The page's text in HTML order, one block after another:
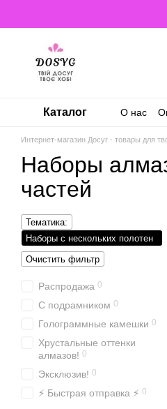
Каталог О нас
Интернет-магазин Досуг - товары для
Наборы
частей
Тематика:
Наборы с нескольких полотен
Очистить фильтр
Распродажа 0
С подрамником 0
Голограммные камешки 0
Хрустальные оттенки
алмазов! 0
Эксклюзив! 0
⚡ Быстрая отправка ⚡ 0